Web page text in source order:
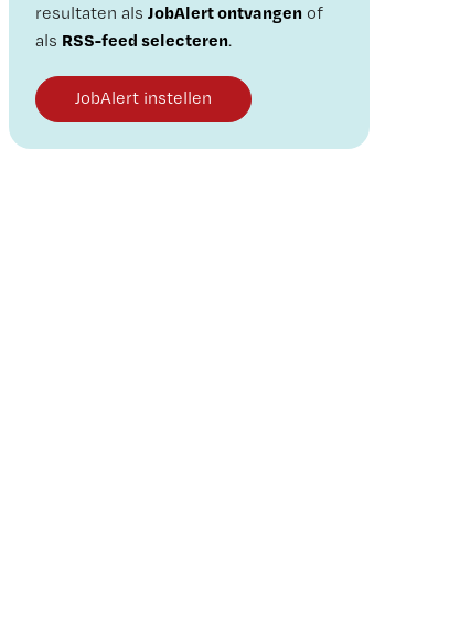
resultaten als JobAlert ontvangenof
als RSS-feed selecteren.
JobAlert instellen